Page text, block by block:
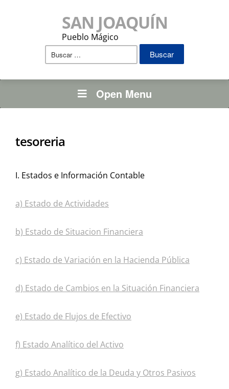
SAN JOAQUÍN
Pueblo Mágico
Buscar:
Open Menu
tesoreria
I. Estados e Información Contable
a) Estado de Actividades
b) Estado de Situacion Financiera
c) Estado de Variación en la Hacienda Pública
d) Estado de Cambios en la Situación Financiera
e) Estado de Flujos de Efectivo
f) Estado Analítico del Activo
g) Estado Analítico de la Deuda y Otros Pasivos